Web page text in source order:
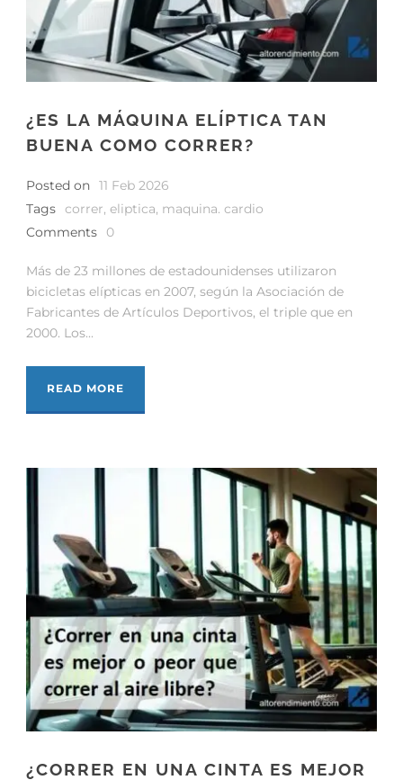
¿ES LA MÁQUINA ELÍPTICA TAN
BUENA COMO CORRER?
Posted on 11 Feb 2026
Tags correr, eliptica, maquina. cardio
Comments
0
Más de 23 millones de estadounidenses utilizaron
bicicletas elípticas en 2007, según la Asociación de
Fabricantes de Artículos Deportivos, el triple que en
2000. Los...
READ MORE
¿CORRER EN UNA CINTA ES MEJOR